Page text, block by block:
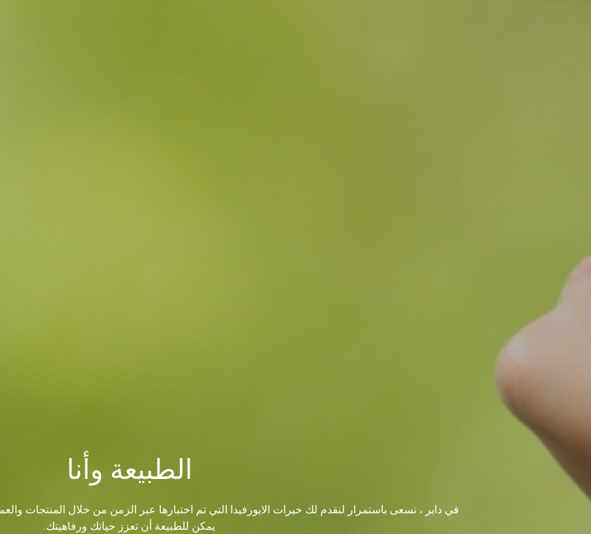
الطبيعة وأنا
في دابر ، نسعى باستمرار لنقدم لك خيرات الايورفيدا التي تم اختبارها عبر الزمن من خلال المنتجات
يمكن للطبيعة أن تعزز حياتك ورفاهيتك.